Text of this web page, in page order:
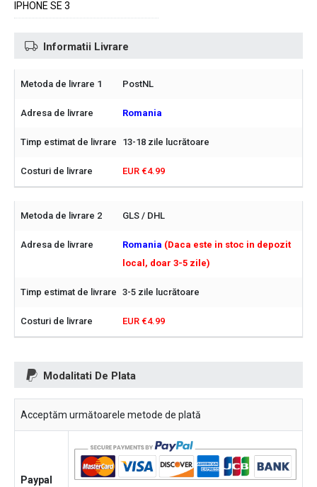
IPHONE SE 3
Informatii Livrare
PostNL
Romania
13-18 zile lucrătoare
EUR €4.99
GLS / DHL
Romania (Daca este in stoc in depozit
local, doar 3-5 zile)
3-5 zile lucrătoare
EUR €4.99
Modalitati De Plata
Acceptăm următoarele metode de plată
Paypal